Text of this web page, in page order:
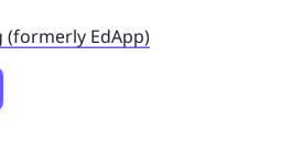
(formerly EdApp)